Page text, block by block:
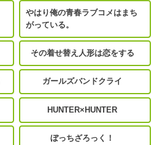
やはり俺の青春ラブコメはまち
がっている。
その着せ替え人形は恋をする
ガールズバンドクライ
HUNTER×HUNTER
ぼっちざろっく！